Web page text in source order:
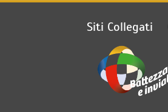
Siti Collegati